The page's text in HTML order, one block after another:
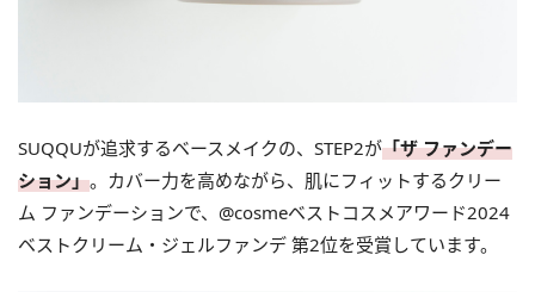
SUQQUが追求するベースメイクの、STEP2が「ザ ファンデー
ション」。カバー力を高めながら、肌にフィットするクリー
ム ファンデーションで、@cosmeベストコスメアワード2024
ベストクリーム・ジェルファンデ 第2位を受賞しています。